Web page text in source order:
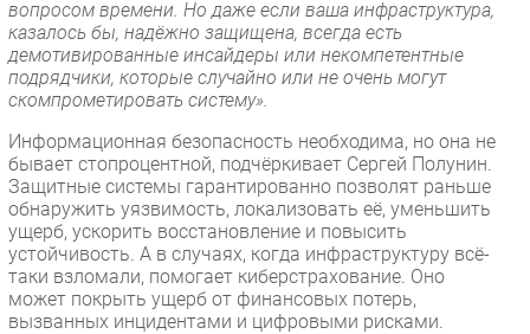
вопросом времени. Но даже если ваша инфраструктура,
казалось бы, надёжно защищена, всегда есть
демотивированные инсайдеры или некомпетентные
подрядчики, которые случайно или не очень могут
скомпрометировать систему».
Информационная безопасность необходима, но она не
бывает стопроцентной, подчёркивает Сергей Полунин.
Защитные системы гарантированно позволят раньше
обнаружить уязвимость, локализовать её, уменьшить
ущерб, ускорить восстановление и повысить
устойчивость. А в случаях, когда инфраструктуру всё-
таки взломали, помогает киберстрахование. Оно
может покрыть ущерб от финансовых потерь,
вызванных инцидентами и цифровыми рисками.